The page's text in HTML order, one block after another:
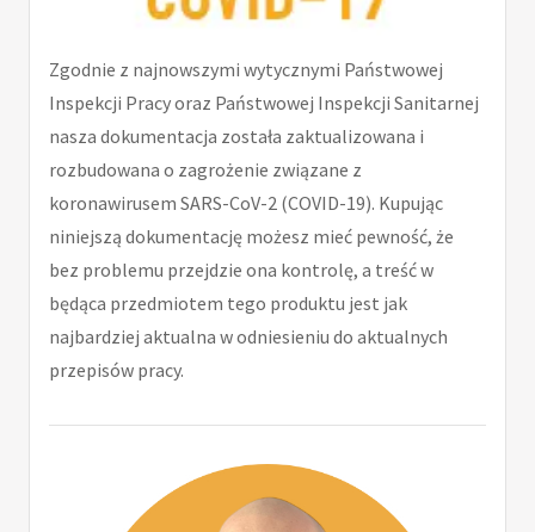
Zgodnie z najnowszymi wytycznymi Państwowej
Inspekcji Pracy oraz Państwowej Inspekcji Sanitarnej
nasza dokumentacja została zaktualizowana i
rozbudowana o zagrożenie związane z
koronawirusem SARS-CoV-2 (COVID-19). Kupując
niniejszą dokumentację możesz mieć pewność, że
bez problemu przejdzie ona kontrolę, a treść w
będąca przedmiotem tego produktu jest jak
najbardziej aktualna w odniesieniu do aktualnych
przepisów pracy.